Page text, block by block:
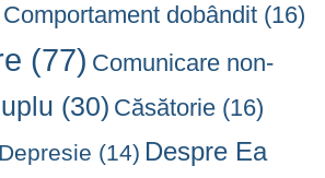
Comportament dobândit (16)
(77) Comunicare non-
(30) Căsătorie (16)
Depresie (14) Despre Ea